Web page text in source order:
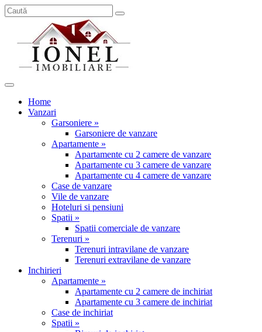
Home
Vanzari
Garsoniere »
Garsoniere de vanzare
Apartamente »
Apartamente cu 2 camere de vanzare
Apartamente cu 3 camere de vanzare
Apartamente cu 4 camere de vanzare
Case de vanzare
Vile de vanzare
Hoteluri si pensiuni
Spatii »
Spatii comerciale de vanzare
Terenuri »
Terenuri intravilane de vanzare
Terenuri extravilane de vanzare
Inchirieri
Apartamente »
Apartamente cu 2 camere de inchiriat
Apartamente cu 3 camere de inchiriat
Case de inchiriat
Spatii »